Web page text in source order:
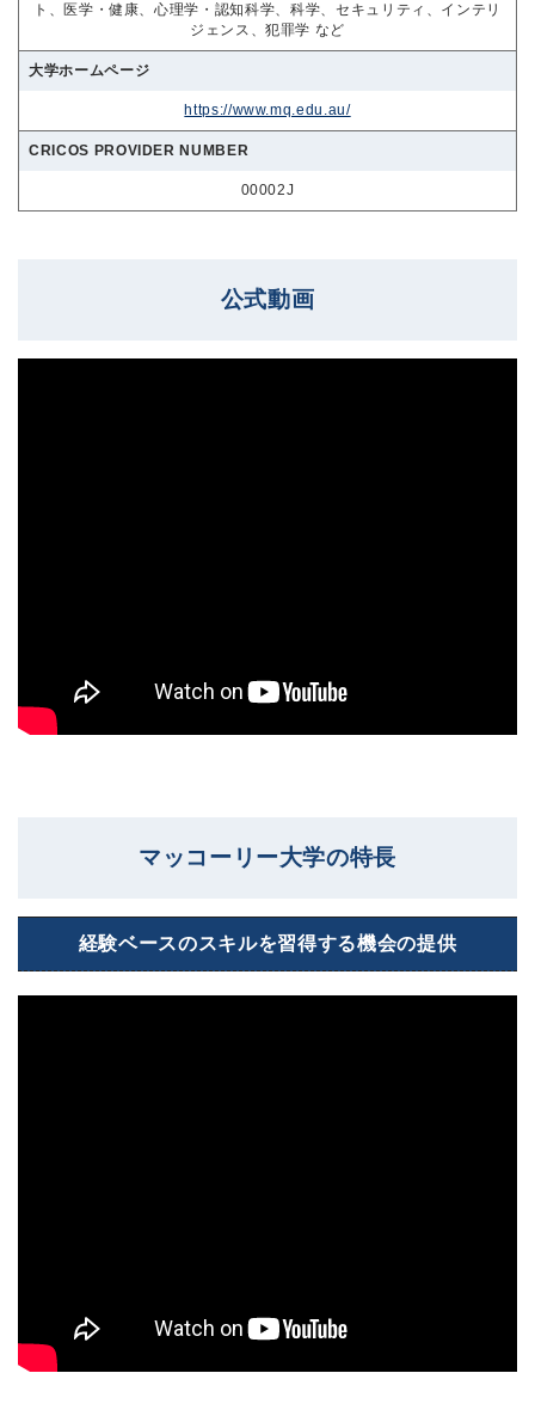
ト、医学・健康、心理学・認知科学、科学、セキュリティ、インテリ
ジェンス、犯罪学 など
大学ホームページ
https://www.mq.edu.au/
CRICOS PROVIDER NUMBER
00002J
公式動画
マッコーリー大学の特長
経験ベースのスキルを習得する機会の提供